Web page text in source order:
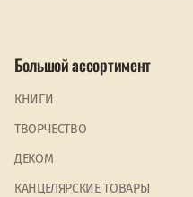
Большой ассортимент
КНИГИ
ТВОРЧЕСТВО
ДЕКОМ
КАНЦЕЛЯРСКИЕ ТОВАРЫ